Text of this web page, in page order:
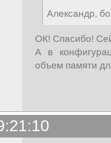
Александр,
ОК! Спасибо!
А в
объем памяти